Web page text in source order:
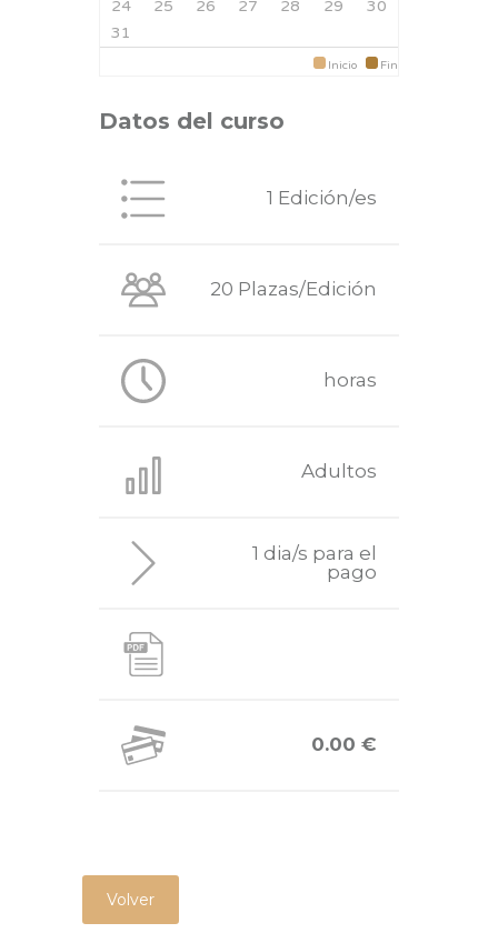
24 25 26 27 28 29
30
31
Inicio Fin
Datos del curso
1 Edición/es
20 Plazas/Edición
horas
Adultos
1 dia/s para el
pago
0.00 €
Volver